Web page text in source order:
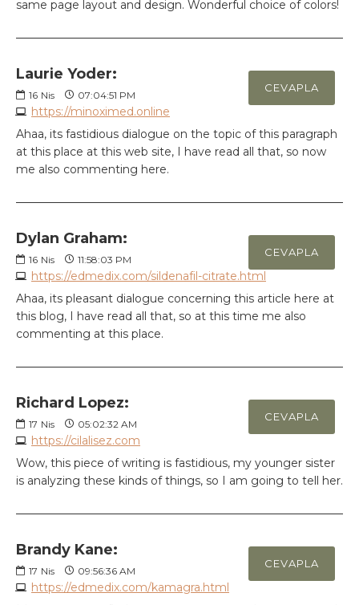
same page layout and design. Wonderful choice of colors!
Laurie Yoder:
16 Nis 07:04:51 PM
https://minoximed.online
CEVAPLA
Ahaa, its fastidious dialogue on the topic of this paragraph
at this place at this web site, I have read all that, so now
me also commenting here.
Dylan Graham:
16 Nis 11:58:03 PM
https://edmedix.com/sildenafil-citrate.html
CEVAPLA
Ahaa, its pleasant dialogue concerning this article here at
this blog, I have read all that, so at this time me also
commenting at this place.
Richard Lopez:
17 Nis 05:02:32 AM
https://cilalisez.com
CEVAPLA
Wow, this piece of writing is fastidious, my younger sister
is analyzing these kinds of things, so I am going to tell her.
Brandy Kane:
17 Nis 09:56:36 AM
https://edmedix.com/kamagra.html
CEVAPLA